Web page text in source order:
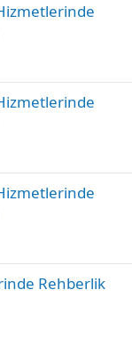
Rehberlik